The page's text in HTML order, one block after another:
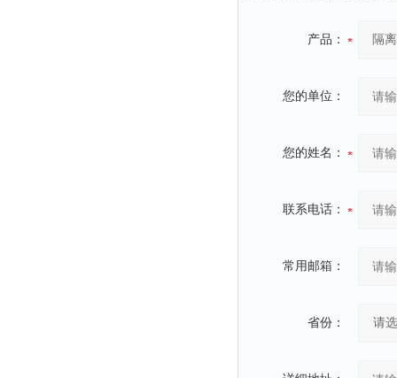
产品：
您的单位：
您的姓名：
联系电话：
常用邮箱：
省份：